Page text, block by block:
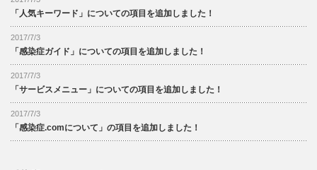
「人気キーワード」についての項目を追加しました！
2017/7/3
「感染症ガイド」についての項目を追加しました！
2017/7/3
「サービスメニュー」についての項目を追加しました！
2017/7/3
「感染症.comについて」の項目を追加しました！